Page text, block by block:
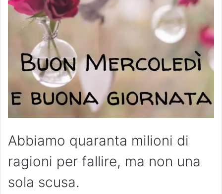
Abbiamo quaranta milioni di
ragioni per fallire, ma non una
sola scusa.